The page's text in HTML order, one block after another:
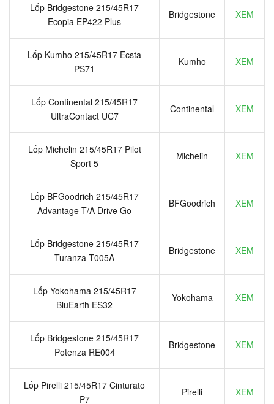
Lốp Bridgestone 215/45R17
Ecopia EP422 Plus
Bridgestone XEM
Lốp Kumho 215/45R17 Ecsta
PS71
Kumho XEM
Lốp Continental 215/45R17
UltraContact UC7
Continental XEM
Lốp Michelin 215/45R17 Pilot
Sport 5
Michelin XEM
Lốp BFGoodrich 215/45R17
Advantage T/A Drive Go
BFGoodrich XEM
Lốp Bridgestone 215/45R17
Turanza T005A
Bridgestone XEM
Lốp Yokohama 215/45R17
BluEarth ES32
Yokohama XEM
Lốp Bridgestone 215/45R17
Potenza RE004
Bridgestone XEM
Lốp Pirelli 215/45R17 Cinturato
P7
Pirelli XEM